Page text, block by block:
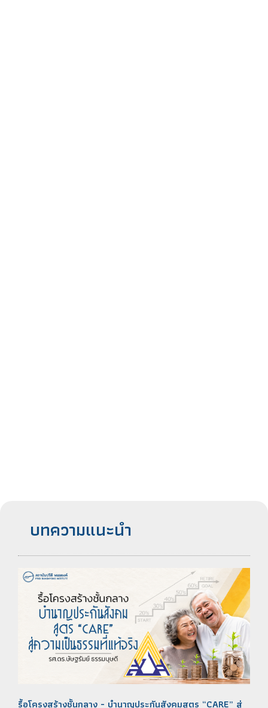
บทความแนะนำ
รื้อโครงสร้างชั้นกลาง - บำนาญประกันสังคมสูตร “CARE” สู่